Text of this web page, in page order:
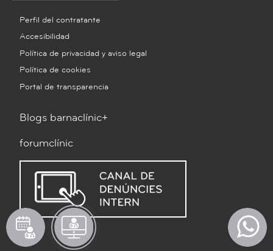
Pedir
cita
Solicitar
televisita
Perfil del contratante
Accesibilidad
Política de privacidad y aviso legal
Política de cookies
Portal de transparencia
Blogs barnaclínic+
forumclínic